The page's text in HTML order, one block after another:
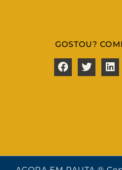
GOSTOU?